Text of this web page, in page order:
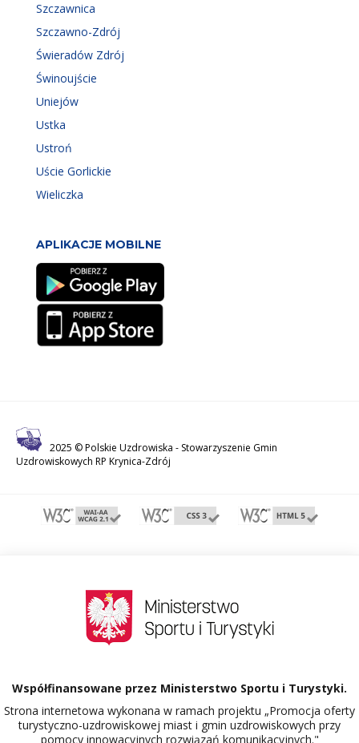
Szczawnica
Szczawno-Zdrój
Świeradów Zdrój
Świnoujście
Uniejów
Ustka
Ustroń
Uście Gorlickie
Wieliczka
APLIKACJE MOBILNE
2025 © Polskie Uzdrowiska - Stowarzyszenie Gmin
Uzdrowiskowych RP Krynica-Zdrój
Współfinansowane przez Ministerstwo Sportu i Turystyki.
Strona internetowa wykonana w ramach projektu „Promocja oferty
turystyczno-uzdrowiskowej miast i gmin uzdrowiskowych przy
pomocy innowacyjnych rozwiązań komunikacyjnych."